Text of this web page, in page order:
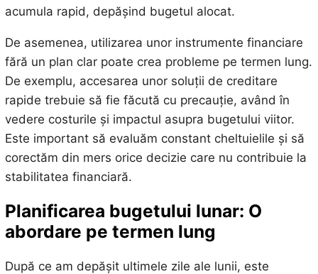
acumula rapid, depășind bugetul alocat.
De asemenea, utilizarea unor instrumente financiare
fără un plan clar poate crea probleme pe termen lung.
De exemplu, accesarea unor soluții de creditare
rapide trebuie să fie făcută cu precauție, având în
vedere costurile și impactul asupra bugetului viitor.
Este important să evaluăm constant cheltuielile și să
corectăm din mers orice decizie care nu contribuie la
stabilitatea financiară.
Planificarea bugetului lunar: O
abordare pe termen lung
După ce am depășit ultimele zile ale lunii, este